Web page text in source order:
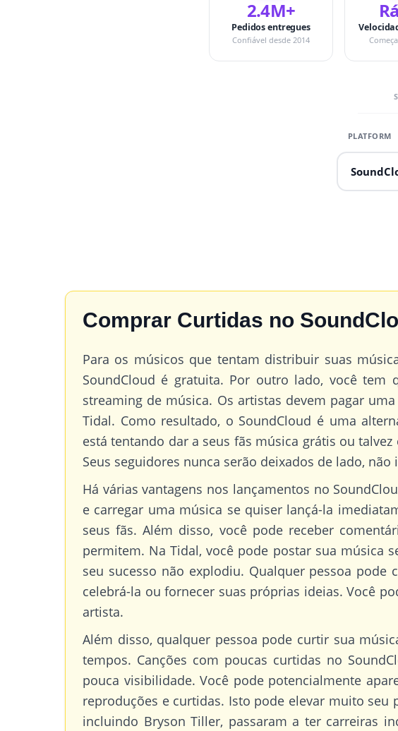
2.4M+
Pedidos entregues
Confiável desde 2014
Comprar Curtidas no
Para os músicos que tentam distribuir suas
SoundCloud é gratuita. Por outro lado, você
streaming de música. Os artistas devem pagar
Tidal. Como resultado, o SoundCloud é uma
está tentando dar a seus fãs música grátis ou
Seus seguidores nunca serão deixados de lado,
Há várias vantagens nos lançamentos no
e carregar uma música se quiser lançá-la
seus fãs. Além disso, você pode receber
permitem. Na Tidal, você pode postar sua música
seu sucesso não explodiu. Qualquer pessoa
celebrá-la ou fornecer suas próprias ideias. Você
artista.
Além disso, qualquer pessoa pode curtir sua
tempos. Canções com poucas curtidas no
pouca visibilidade. Você pode potencialmente
reproduções e curtidas. Isto pode elevar muito seu
incluindo Bryson Tiller, passaram a ter carreiras